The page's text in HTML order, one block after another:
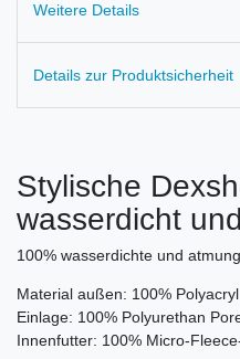
Weitere Details
Details zur Produktsicherheit
Stylische
wasserdicht
100% wasserdichte und
Material außen: 100% Polyacryl
Einlage: 100% Polyurethan
Innenfutter: 100% Micro-